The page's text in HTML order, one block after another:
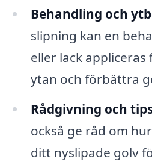
Behandling och
slipning kan en
eller lack
ytan och förbättra
Rådgivning och
också ge råd om
ditt nyslipade golv